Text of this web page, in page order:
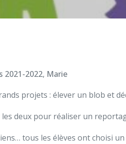
2021-2022, Marie
projets : élever un blob et
deux pour réaliser un
tous les élèves ont choisi